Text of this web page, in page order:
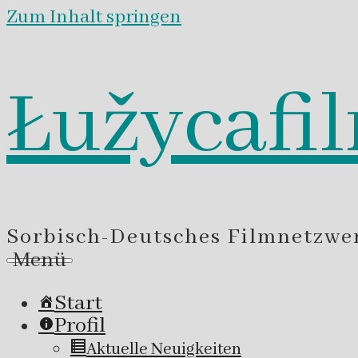
Zum Inhalt springen
Sorbisch-Deutsches
Menü
Start
Profil
Aktuelle Neuigkeiten